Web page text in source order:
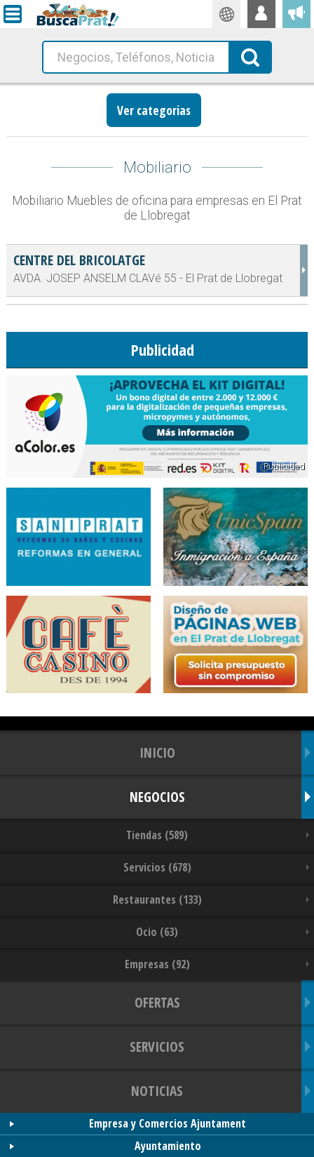
Traductor
Busca!
Ver categorias
Mobiliario
Mobiliario Muebles de oficina para empresas en El Prat
de Llobregat
CENTRE DEL BRICOLATGE
AVDA. JOSEP ANSELM CLAVé 55 - El Prat de Llobregat
Publicidad
INICIO
NEGOCIOS
Tiendas (589)
Servicios (678)
Restaurantes (133)
Ocio (63)
Empresas (92)
OFERTAS
SERVICIOS
NOTICIAS
Empresa y Comercios Ajuntament
Ayuntamiento